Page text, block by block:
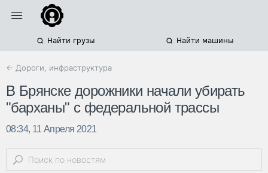
Найти грузы Найти машины
← Дороги, инфраструктура
В Брянске дорожники начали убирать
"барханы" с федеральной трассы
08:34, 11 Апреля 2021